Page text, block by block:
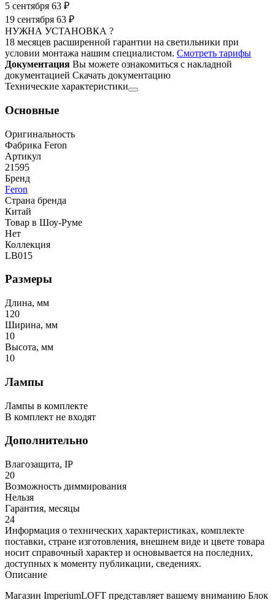
5 сентября 63 ₽
19 сентября 63 ₽
НУЖНА УСТАНОВКА ?
18 месяцев расширенной гарантии на светильники при
условии монтажа нашим специалистом. Смотреть тарифы
Документация Вы можете ознакомиться с накладной
документацией Скачать документацию
Технические характеристики
Основные
Оригинальность
Фабрика Feron
Артикул
21595
Бренд
Feron
Страна бренда
Китай
Товар в Шоу-Руме
Нет
Коллекция
LB015
Размеры
Длина, мм
120
Ширина, мм
10
Высота, мм
10
Лампы
Лампы в комплекте
В комплект не входят
Дополнительно
Влагозащита, IP
20
Возможность диммирования
Нельзя
Гарантия, месяцы
24
Информация о технических характеристиках, комплекте
поставки, стране изготовления, внешнем виде и цвете товара
носит справочный характер и основывается на последних,
доступных к моменту публикации, сведениях.
Описание
Магазин ImperiumLOFT представляет вашему вниманию Блок